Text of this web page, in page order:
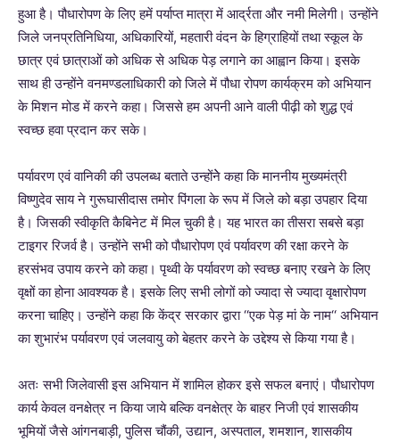
हुआ है। पौधारोपण के लिए हमें पर्याप्त मात्रा में आर्द्रता और नमी मिलेगी। उन्होंने
जिले जनप्रतिनिधिया, अधिकारियों, महतारी वंदन के हिग्राहियों तथा स्कूल के
छात्र एवं छात्राओं को अधिक से अधिक पेड़ लगाने का आह्वान किया। इसके
साथ ही उन्होंने वनमण्डलाधिकारी को जिले में पौधा रोपण कार्यक्रम को अभियान
के मिशन मोड में करने कहा। जिससे हम अपनी आने वाली पीढ़ी को शुद्ध एवं
स्वच्छ हवा प्रदान कर सके।
पर्यावरण एवं वानिकी की उपलब्ध बताते उन्होंनेे कहा कि माननीय मुख्यमंत्री
विष्णुदेव साय ने गुरूघासीदास तमोर पिंगला के रूप में जिले को बड़ा उपहार दिया
है। जिसकी स्वीकृति कैबिनेट में मिल चुकी है। यह भारत का तीसरा सबसे बड़ा
टाइगर रिजर्व है। उन्होंने सभी को पौधारोपण एवं पर्यावरण की रक्षा करने के
हरसंभव उपाय करने को कहा। पृथ्वी के पर्यावरण को स्वच्छ बनाए रखने के लिए
वृक्षों का होना आवश्यक है। इसके लिए सभी लोगों को ज्यादा से ज्यादा वृक्षारोपण
करना चाहिए। उन्होंने कहा कि केंद्र सरकार द्वारा ‘‘एक पेड़ मां के नाम‘‘ अभियान
का शुभारंभ पर्यावरण एवं जलवायु को बेहतर करने के उद्देश्य से किया गया है।
अतः सभी जिलेवासी इस अभियान में शामिल होकर इसे सफल बनाएं। पौधारोपण
कार्य केवल वनक्षेत्र न किया जाये बल्कि वनक्षेत्र के बाहर निजी एवं शासकीय
भूमियों जैसे आंगनबाड़ी, पुलिस चौंकी, उद्यान, अस्पताल, शमशान, शासकीय